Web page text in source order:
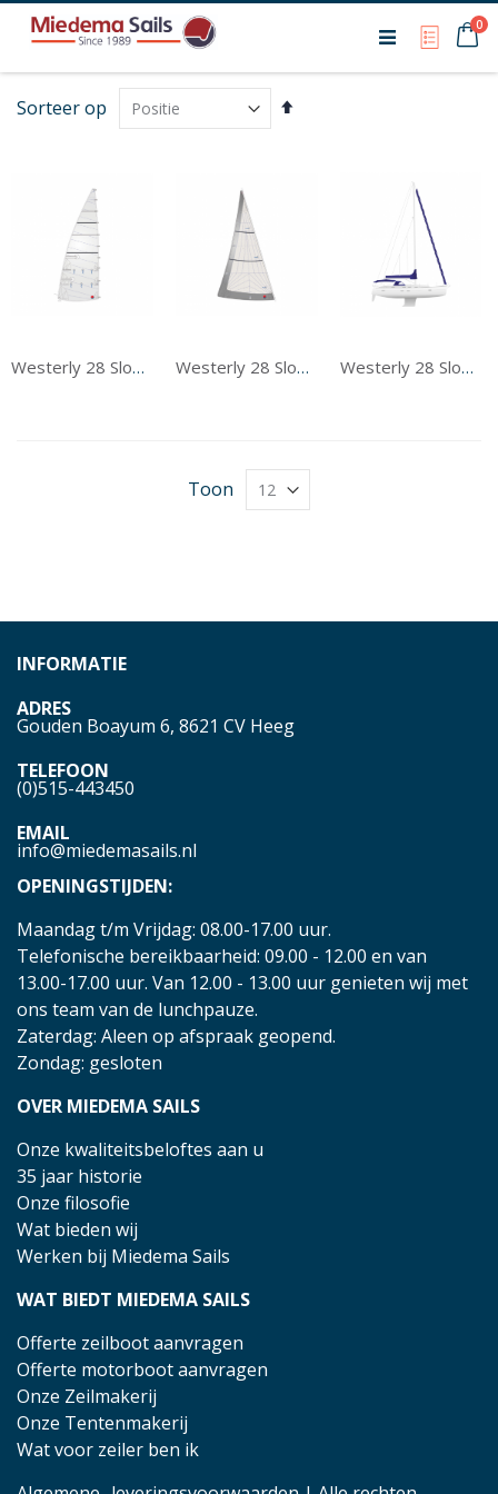
My0
Sorteer op
Van
Westerly 28 Sloop Grootzeil Westerly 28 Sloop Voorzeil Westerly 28 Sloop Tentwerk
Toon
INFORMATIE
ADRES
Gouden Boayum 6, 8621 CV Heeg
TELEFOON
(0)515-443450
EMAIL
info@miedemasails.nl
OPENINGSTIJDEN:
Maandag t/m Vrijdag: 08.00-17.00 uur.
Telefonische bereikbaarheid: 09.00 - 12.00 en van
13.00-17.00 uur. Van 12.00 - 13.00 uur genieten wij met
ons team van de lunchpauze.
Zaterdag: Aleen op afspraak geopend.
Zondag: gesloten
OVER MIEDEMA SAILS
Onze kwaliteitsbeloftes aan u
35 jaar historie
Onze filosofie
Wat bieden wij
Werken bij Miedema Sails
WAT BIEDT MIEDEMA SAILS
Offerte zeilboot aanvragen
Offerte motorboot aanvragen
Onze Zeilmakerij
Onze Tentenmakerij
Wat voor zeiler ben ik